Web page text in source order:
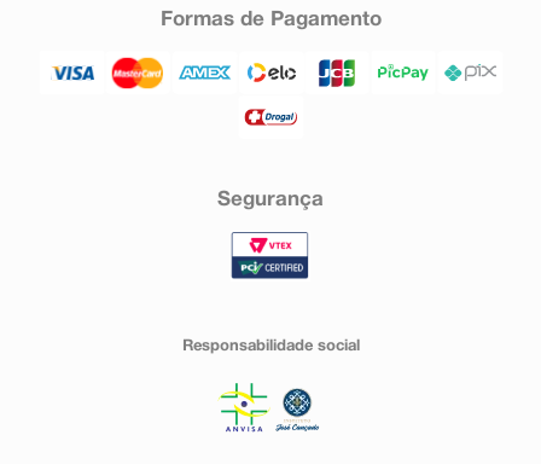
Formas de Pagamento
Segurança
Responsabilidade social